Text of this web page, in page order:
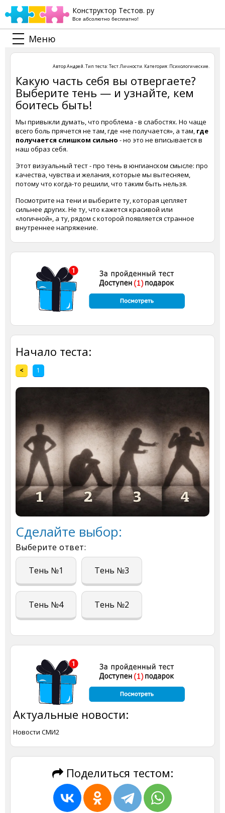
Конструктор Тестов. ру
Все абсолютно бесплатно!
Меню
АвторАндрей. Тип теста:Тест Личности. Категория: Психологические.
Какую часть себя вы отвергаете?
Выберите тень — и узнайте, кем
боитесь быть!
Мы привыкли думать, что проблема - в слабостях. Но чаще
всего боль прячется не там, где «не получается», а там, где
получается слишком сильно - но это не вписывается в
наш образ себя.
Этот визуальный тест - про тень в юнгианском смысле: про
качества, чувства и желания, которые мы вытесняем,
потому что когда-то решили, что таким быть нельзя.
Посмотрите на тени и выберите ту, которая цепляет
сильнее других. Не ту, что кажется красивой или
«логичной», а ту, рядом с которой появляется странное
внутреннее напряжение.
Начало теста:
< 1
Сделайте выбор:
Выберите ответ:
Тень №1 Тень №3
Тень №4 Тень №2
Актуальные новости:
Новости СМИ2
Поделиться тестом: